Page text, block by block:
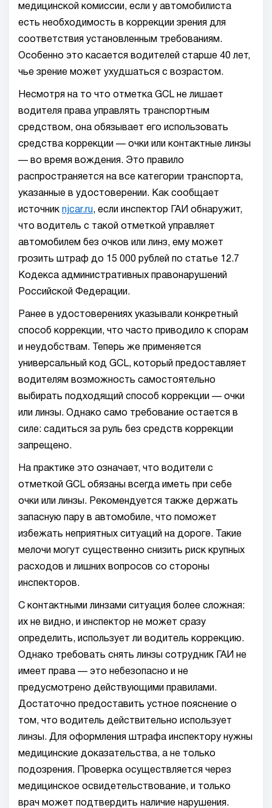
медицинской комиссии, если у автомобилиста
есть необходимость в коррекции зрения для
соответствия установленным требованиям.
Особенно это касается водителей старше 40 лет,
чье зрение может ухудшаться с возрастом.
Несмотря на то что отметка GCL не лишает
водителя права управлять транспортным
средством, она обязывает его использовать
средства коррекции — очки или контактные линзы
— во время вождения. Это правило
распространяется на все категории транспорта,
указанные в удостоверении. Как сообщает
источник njcar.ru , если инспектор ГАИ обнаружит,
что водитель с такой отметкой управляет
автомобилем без очков или линз, ему может
грозить штраф до 15 000 рублей по статье 12.7
Кодекса административных правонарушений
Российской Федерации.
Ранее в удостоверениях указывали конкретный
способ коррекции, что часто приводило к спорам
и неудобствам. Теперь же применяется
универсальный код GCL, который предоставляет
водителям возможность самостоятельно
выбирать подходящий способ коррекции — очки
или линзы. Однако само требование остается в
силе: садиться за руль без средств коррекции
запрещено.
На практике это означает, что водители с
отметкой GCL обязаны всегда иметь при себе
очки или линзы. Рекомендуется также держать
запасную пару в автомобиле, что поможет
избежать неприятных ситуаций на дороге. Такие
мелочи могут существенно снизить риск крупных
расходов и лишних вопросов со стороны
инспекторов.
С контактными линзами ситуация более сложная:
их не видно, и инспектор не может сразу
определить, использует ли водитель коррекцию.
Однако требовать снять линзы сотрудник ГАИ не
имеет права — это небезопасно и не
предусмотрено действующими правилами.
Достаточно предоставить устное пояснение о
том, что водитель действительно использует
линзы. Для оформления штрафа инспектору нужны
медицинские доказательства, а не только
подозрения. Проверка осуществляется через
медицинское освидетельствование, и только
врач может подтвердить наличие нарушения.